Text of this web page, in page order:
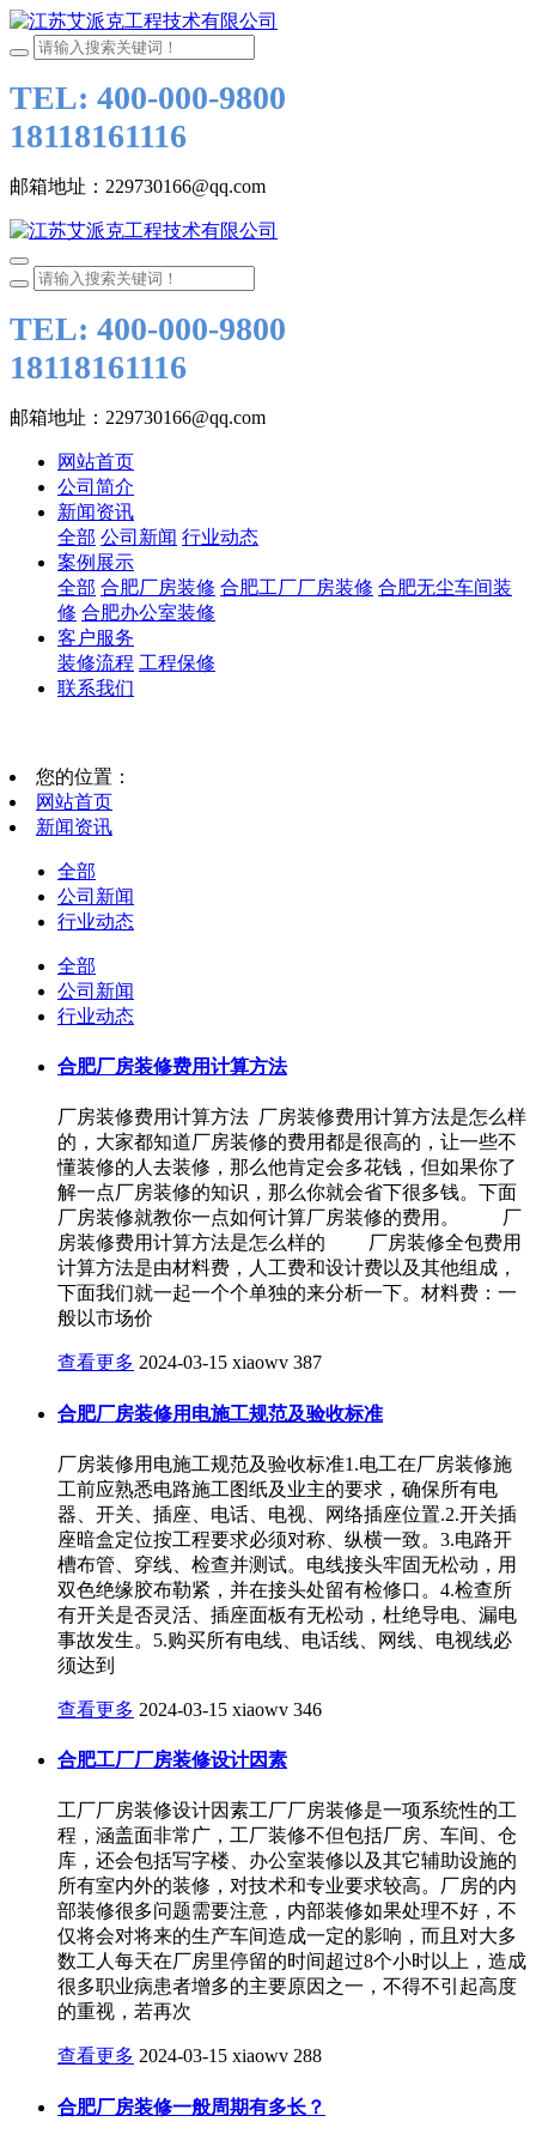
TEL: 400-000-9800
18118161116
邮箱地址：229730166@qq.com
TEL: 400-000-9800
18118161116
邮箱地址：229730166@qq.com
网站首页
公司简介
新闻资讯
全部 公司新闻 行业动态
案例展示
全部 合肥厂房装修 合肥工厂厂房装修 合肥无尘车间装
修 合肥办公室装修
客户服务
装修流程 工程保修
联系我们
您的位置：
网站首页
新闻资讯
全部
公司新闻
行业动态
全部
公司新闻
行业动态
合肥厂房装修费用计算方法
厂房装修费用计算方法 厂房装修费用计算方法是怎么样
的，大家都知道厂房装修的费用都是很高的，让一些不
懂装修的人去装修，那么他肯定会多花钱，但如果你了
解一点厂房装修的知识，那么你就会省下很多钱。下面
厂房装修就教你一点如何计算厂房装修的费用。 厂
房装修费用计算方法是怎么样的 厂房装修全包费用
计算方法是由材料费，人工费和设计费以及其他组成，
下面我们就一起一个个单独的来分析一下。材料费：一
般以市场价
查看更多 2024-03-15 xiaowv 387
合肥厂房装修用电施工规范及验收标准
厂房装修用电施工规范及验收标准1.电工在厂房装修施
工前应熟悉电路施工图纸及业主的要求，确保所有电
器、开关、插座、电话、电视、网络插座位置.2.开关插
座暗盒定位按工程要求必须对称、纵横一致。3.电路开
槽布管、穿线、检查并测试。电线接头牢固无松动，用
双色绝缘胶布勒紧，并在接头处留有检修口。4.检查所
有开关是否灵活、插座面板有无松动，杜绝导电、漏电
事故发生。5.购买所有电线、电话线、网线、电视线必
须达到
查看更多 2024-03-15 xiaowv 346
合肥工厂厂房装修设计因素
工厂厂房装修设计因素工厂厂房装修是一项系统性的工
程，涵盖面非常广，工厂装修不但包括厂房、车间、仓
库，还会包括写字楼、办公室装修以及其它辅助设施的
所有室内外的装修，对技术和专业要求较高。厂房的内
部装修很多问题需要注意，内部装修如果处理不好，不
仅将会对将来的生产车间造成一定的影响，而且对大多
数工人每天在厂房里停留的时间超过8个小时以上，造成
很多职业病患者增多的主要原因之一，不得不引起高度
的重视，若再次
查看更多 2024-03-15 xiaowv 288
合肥厂房装修一般周期有多长？